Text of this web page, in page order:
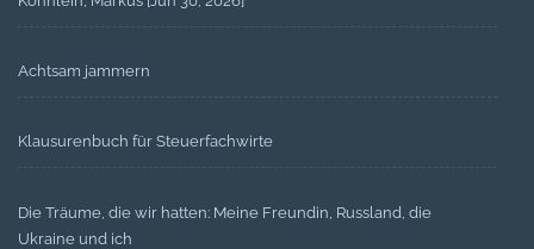
Achtsam jammern
Klausurenbuch für Steuerfachwirte
Die Träume, die wir hatten: Meine Freundin, Russland, die
Ukraine und ich